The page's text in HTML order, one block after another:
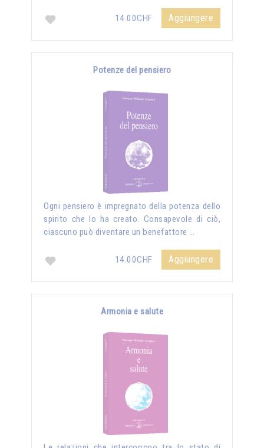
14.00CHF Aggiungere
Potenze del pensiero
Ogni pensiero è impregnato della potenza dello
spirito che lo ha creato. Consapevole di ciò,
ciascuno può diventare un benefattore …
14.00CHF Aggiungere
Armonia e salute